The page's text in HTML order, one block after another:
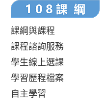
課綱與課程
課程諮詢服務
學生線上選課
學習歷程檔案
自主學習